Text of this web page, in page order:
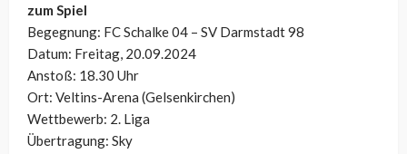
zum Spiel
Begegnung: FC Schalke 04 – SV Darmstadt 98
Datum: Freitag, 20.09.2024
Anstoß: 18.30 Uhr
Ort: Veltins-Arena (Gelsenkirchen)
Wettbewerb: 2. Liga
Übertragung: Sky